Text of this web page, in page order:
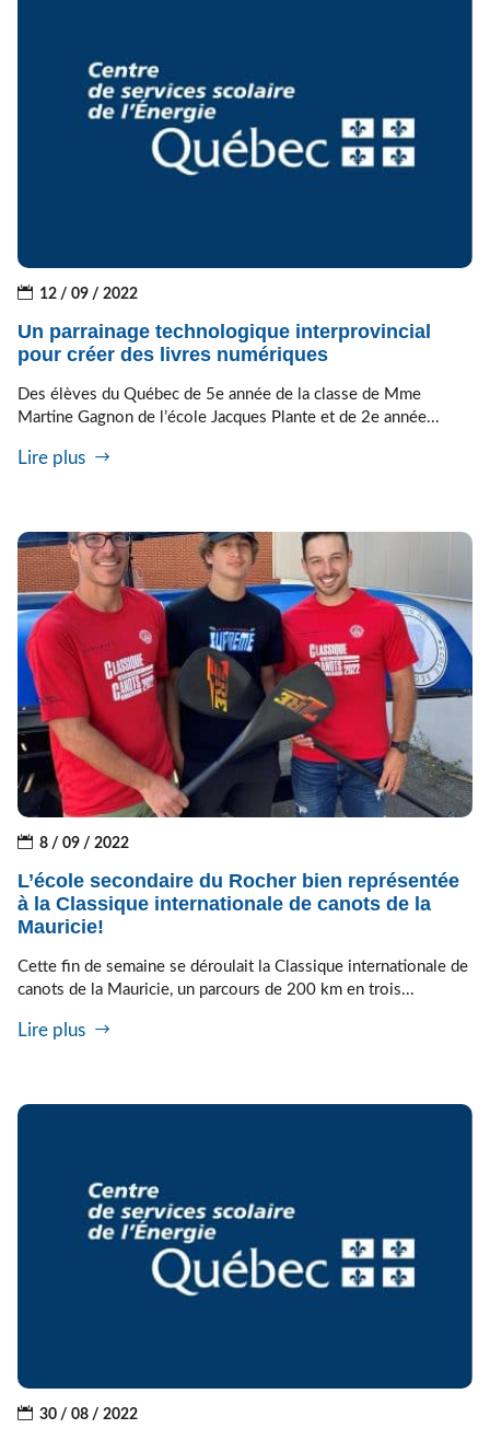
12 / 09 / 2022
Un parrainage technologique interprovincial
pour créer des livres numériques
Des élèves du Québec de 5e année de la classe de Mme
Martine Gagnon de l’école Jacques Plante et de 2e année...
Lire plus
8 / 09 / 2022
L’école secondaire du Rocher bien représentée
à la Classique internationale de canots de la
Mauricie!
Cette fin de semaine se déroulait la Classique internationale de
canots de la Mauricie, un parcours de 200 km en trois...
Lire plus
30 / 08 / 2022